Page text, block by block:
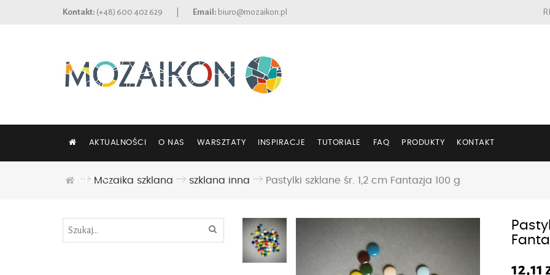
Kontakt: (+48) 600 402 629 Email: biuro@mozaikon.pl
AKTUALNOŚCI O NAS WARSZTATY INSPIRACJE TUTORIALE FAQ PRODUKTY KONTAKT
SZUKAJMozaika szklana szklana inna Pastylki szklane śr. 1,2 cm Fantazja 100 g
12,11